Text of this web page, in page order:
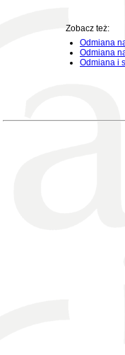
Zobacz też:
Odmiana
Odmiana
Odmiana i